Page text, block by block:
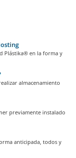
Plástika® en la forma y
almacenamiento
previamente instalado
anticipada, todos y